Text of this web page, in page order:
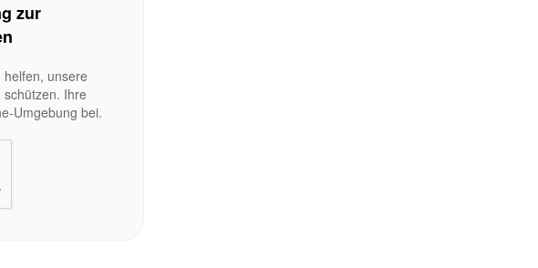
zur
unsere
Ihre
Umgebung bei.